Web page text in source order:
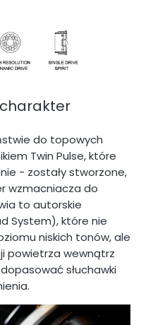
do topowych
Twin Pulse, które
- zostały stworzone,
wzmacniacza do
to autorskie
System), które nie
niskich tonów, ale
powietrza wewnątrz
słuchawki